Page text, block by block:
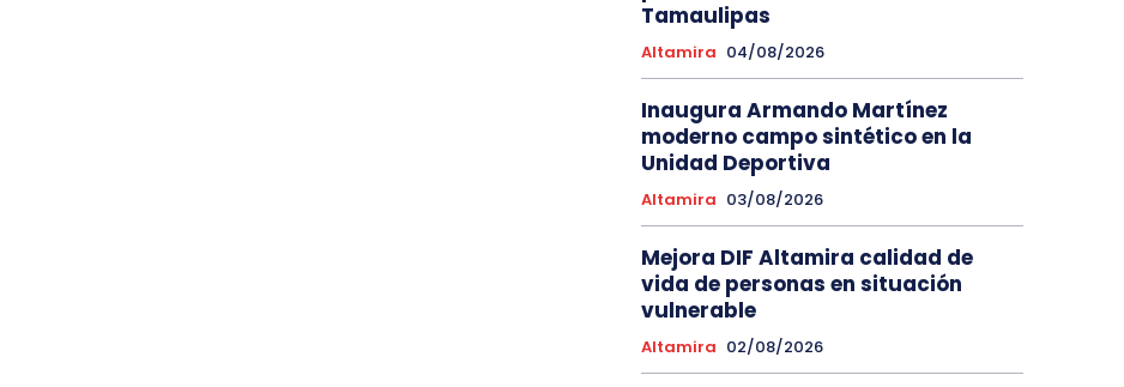
Tamaulipas
Altamira 04/08/2026
Inaugura Armando Martínez
moderno campo sintético en la
Unidad Deportiva
Altamira 03/08/2026
Mejora DIF Altamira calidad de
vida de personas en situación
vulnerable
Altamira 02/08/2026